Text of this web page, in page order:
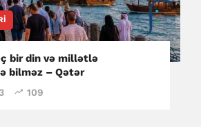
bir din və millətlə
bilməz – Qətər
109